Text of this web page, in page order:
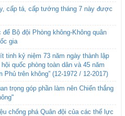
cấp tá, cấp tướng tháng 7 này được
Bộ đội Phòng không-Không quân
gia
tinh kỷ niệm 73 năm ngày thành lập
quốc phòng toàn dân và 45 năm
Phủ trên không” (12-1972 / 12-2017)
trọng góp phần làm nên Chiến thắng
chống phá Quân đội của các thế lực